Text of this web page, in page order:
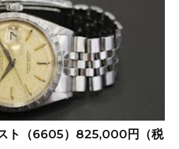
ト（6605）825,000円（税